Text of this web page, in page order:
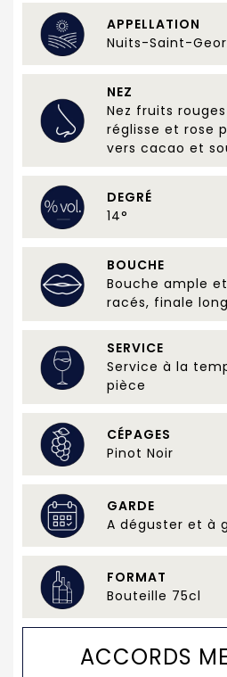
APPELLATION
Nuits-Saint-
NEZ
Nez fruits
réglisse et rose
vers cacao et
DEGRÉ
14°
BOUCHE
Bouche ample
racés, finale
SERVICE
Service à la
pièce
CÉPAGES
Pinot Noir
GARDE
A déguster et à
FORMAT
Bouteille 75cl
ACCORDS